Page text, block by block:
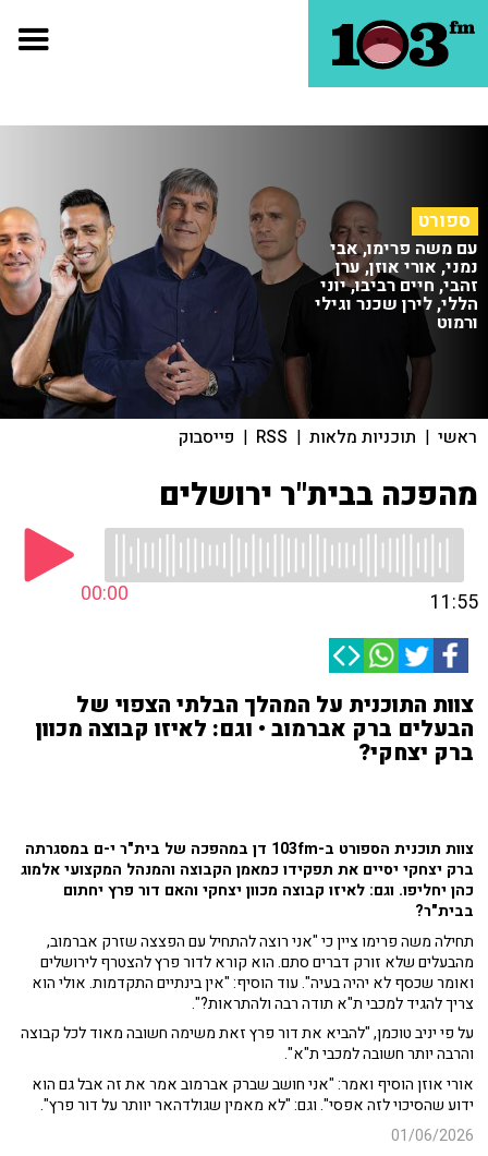
ספורט
עם משה פרימו, אבי
נמני, אורי אוזן, ערן
זהבי, חיים רביבו, יוני
הללי, לירן שכנר וגילי
ורמוט
ראשי | תוכניות מלאות |
RSS
| פייסבוק
מהפכה בבית"ר ירושלים
00:00 11:55
צוות התוכנית על המהלך הבלתי הצפוי של
הבעלים ברק אברמוב • וגם: לאיזו קבוצה מכוון
ברק יצחקי?
צוות תוכנית הספורט ב-103fm דן במהפכה של בית"ר י-ם במסגרתה
ברק יצחקי יסיים את תפקידו כמאמן הקבוצה והמנהל המקצועי אלמוג
כהן יחליפו. וגם: לאיזו קבוצה מכוון יצחקי והאם דור פרץ יחתום
בבית"ר?
תחילה משה פרימו ציין כי "אני רוצה להתחיל עם הפצצה שזרק אברמוב,
מהבעלים שלא זורק דברים סתם. הוא קורא לדור פרץ להצטרף לירושלים
ואומר שכסף לא יהיה בעיה". עוד הוסיף: "אין בינתיים התקדמות. אולי הוא
צריך להגיד למכבי ת"א תודה רבה ולהתראות?".
על פי יניב טוכמן, "להביא את דור פרץ זאת משימה חשובה מאוד לכל קבוצה
והרבה יותר חשובה למכבי ת"א".
אורי אוזן הוסיף ואמר: "אני חושב שברק אברמוב אמר את זה אבל גם הוא
ידוע שהסיכוי לזה אפסי". וגם: "לא מאמין שגולדהאר יוותר על דור פרץ".
01/06/2026